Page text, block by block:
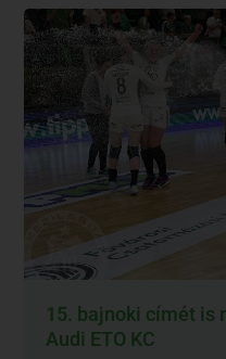
15. bajnoki címét is
Audi ETO KC